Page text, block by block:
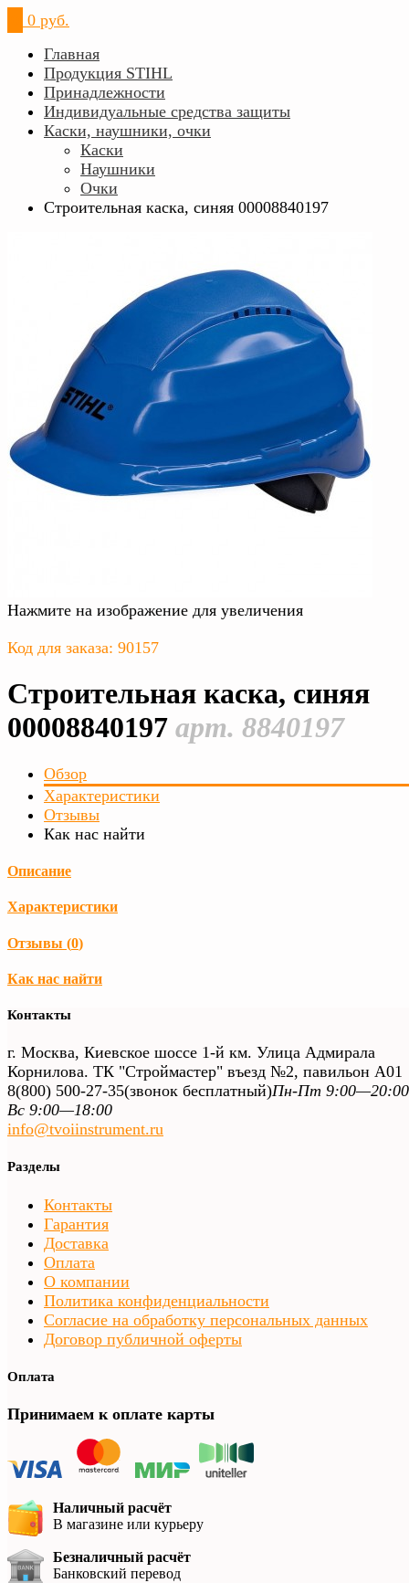
0 руб.
Главная
Продукция STIHL
Принадлежности
Индивидуальные средства защиты
Каски, наушники, очки
Каски
Наушники
Очки
Строительная каска, синяя 00008840197
Нажмите на изображение для увеличения
Код для заказа: 90157
Строительная каска, синяя
00008840197 арт. 8840197
Обзор
Характеристики
Отзывы
Как нас найти
Описание
Характеристики
Отзывы (0)
Как нас найти
Контакты
г. Москва, Киевское шоссе 1-й км. Улица Адмирала
Корнилова. ТК "Строймастер" въезд №2, павильон А01
8(800) 500-27-35(звонок бесплатный)Пн-Пт
Вс 9:00—18:00
info@tvoiinstrument.ru
Разделы
Контакты
Гарантия
Доставка
Оплата
О компании
Политика конфиденциальности
Согласие на обработку персональных данных
Договор публичной оферты
Оплата
Принимаем к оплате карты
Наличный расчёт
В магазине или курьеру
Безналичный расчёт
Банковский перевод